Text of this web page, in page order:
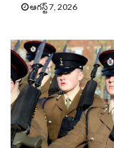
ఆగస్ట్ 7, 2026